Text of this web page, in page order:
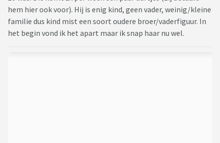
hem hier ook voor). Hij is enig kind, geen vader, weinig/kleine
familie dus kind mist een soort oudere broer/vaderfiguur. In
het begin vond ik het apart maar ik snap haar nu wel.